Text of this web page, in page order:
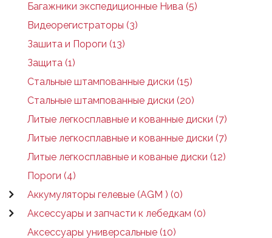
Багажники экспедиционные Нива (5)
Видеорегистраторы (3)
Зашита и Пороги (13)
Защита (1)
Стальные штампованные диски (15)
Стальные штампованные диски (20)
Литые легкосплавные и кованные диски (7)
Литые легкосплавные и кованные диски (7)
Литые легкосплавные и кованые диски (12)
Пороги (4)
Аккумуляторы гелевые (AGM ) (0)
Аксессуары и запчасти к лебедкам (0)
Аксессуары универсальные (10)